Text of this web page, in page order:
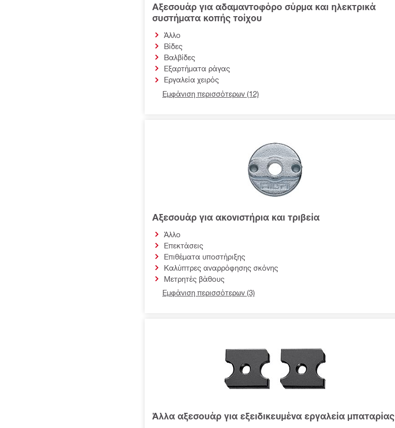
Αξεσουάρ για αδαμαντοφόρο σύρμα και ηλεκτρικά
συστήματα κοπής τοίχου
Άλλο
Βίδες
Βαλβίδες
Εξαρτήματα ράγας
Εργαλεία χειρός
Εμφάνιση περισσότερων (12)
Αξεσουάρ για ακονιστήρια και τριβεία
Άλλο
Επεκτάσεις
Επιθέματα υποστήριξης
Καλύπτρες αναρρόφησης σκόνης
Μετρητές βάθους
Εμφάνιση περισσότερων (3)
Άλλα αξεσουάρ για εξειδικευμένα εργαλεία μπαταρίας